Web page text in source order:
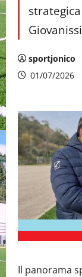
sportjonico
01/07/2026
Il panorama